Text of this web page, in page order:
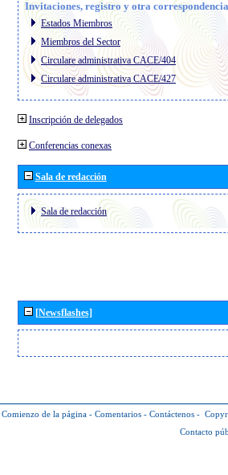
Invitaciones, registro y otra correspondencia
Estados Miembros
Miembros del Sector
Circulare administrativa CACE/404
Circulare administrativa CACE/427
Inscripción de delegados
Conferencias conexas
Sala de redacción
Sala de redacción
[Newsflashes]
Comienzo de la página - Comentarios - Contáctenos -
Contacto